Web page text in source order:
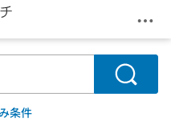
メ
検索
条件